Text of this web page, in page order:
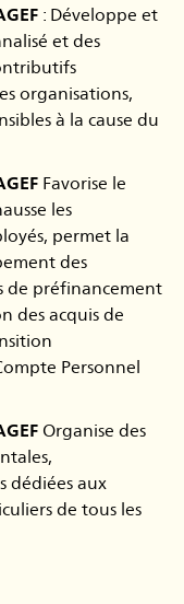
: Développe et
et des
organisations,
à la cause du
Favorise le
les
permet la
des
de préfinancement
des acquis de
Personnel
Organise des
dédiées aux
de tous les